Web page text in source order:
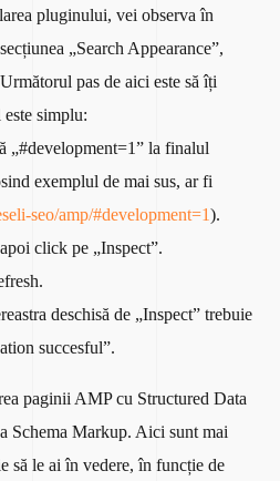
pluginului, vei observa în
„Search Appearance”,
pas de aici este să îți
simplu:
„#development=1” la finalul
exemplul de mai sus, ar fi
seo/amp/#development=1).
click pe „Inspect”.
deschisă de „Inspect” trebuie
succesful”.
paginii AMP cu Structured Data
Schema Markup. Aici sunt mai
să le ai în vedere, în funcție de